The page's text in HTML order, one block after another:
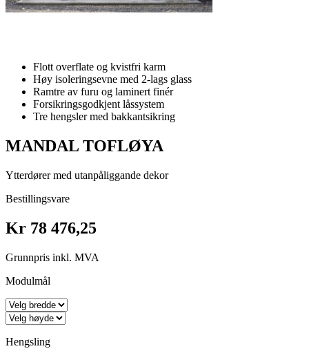
Flott overflate og kvistfri karm
Høy isoleringsevne med 2-lags glass
Ramtre av furu og laminert finér
Forsikringsgodkjent låssystem
Tre hengsler med bakkantsikring
MANDAL TOFLØYA
Ytterdører med utanpåliggande dekor
Bestillingsvare
Kr 78 476,25
Grunnpris inkl. MVA
Modulmål
Hengsling